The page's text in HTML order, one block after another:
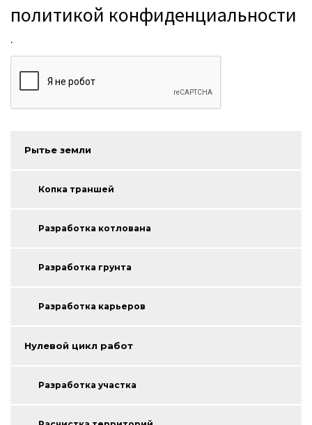
политикой конфиденциальности
.
Рытье земли
Копка траншей
Разработка котлована
Разработка грунта
Разработка карьеров
Нулевой цикл работ
Разработка участка